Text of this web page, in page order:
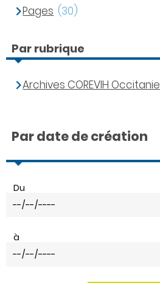
Pages (30)
Par rubrique
Archives COREVIH Occitanie
Par date de création
Du
à